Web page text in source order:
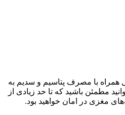
همراه با مصرف پتاسیم و سدیم به
مطمئن باشید که تا حد زیادی از
مغزی در امان خواهید بود.